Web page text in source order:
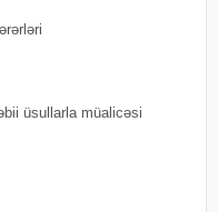
üsullarla müalicəsi